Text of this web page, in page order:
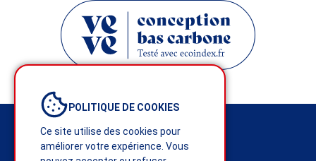
POLITIQUE DE COOKIES
Ce site utilise des cookies pour
améliorer votre expérience. Vous
Mentions légales
Politique de confidentialité